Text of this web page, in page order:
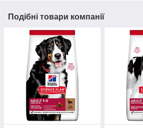
Подібні товари компанії